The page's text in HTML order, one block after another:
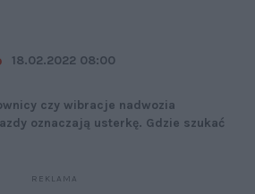
18.02.2022 08:00
czy wibracje nadwozia
oznaczają usterkę. Gdzie szukać